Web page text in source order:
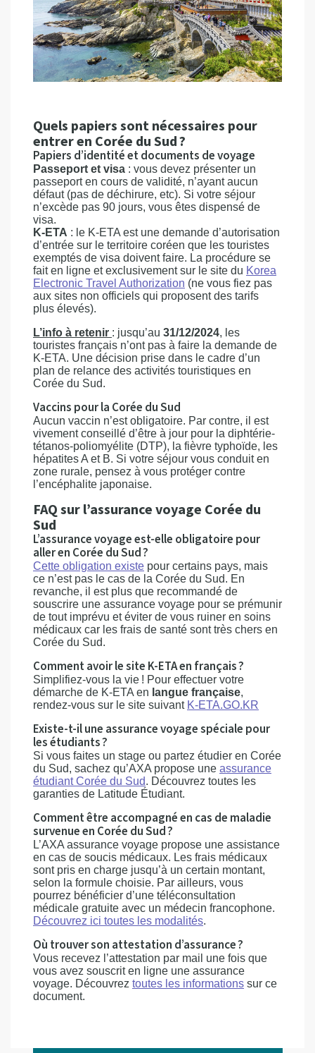
Quels papiers sont nécessaires pour
entrer en Corée du Sud ?
Papiers d’identité et documents de voyage
Passeport et visa : vous devez présenter un
passeport en cours de validité, n’ayant aucun
défaut (pas de déchirure, etc). Si votre séjour
n’excède pas 90 jours, vous êtes dispensé de
visa.
K-ETA : le K-ETA est une demande d’autorisation
d’entrée sur le territoire coréen que les touristes
exemptés de visa doivent faire. La procédure se
fait en ligne et exclusivement sur le site du Korea
Electronic Travel Authorization (ne vous fiez pas
aux sites non officiels qui proposent des tarifs
plus élevés).
L’info à retenir : jusqu’au 31/12/2024, les
touristes français n’ont pas à faire la demande de
K-ETA. Une décision prise dans le cadre d’un
plan de relance des activités touristiques en
Corée du Sud.
Vaccins pour la Corée du Sud
Aucun vaccin n’est obligatoire. Par contre, il est
vivement conseillé d’être à jour pour la diphtérie-
tétanos-poliomyélite (DTP), la fièvre typhoïde, les
hépatites A et B. Si votre séjour vous conduit en
zone rurale, pensez à vous protéger contre
l’encéphalite japonaise.
FAQ sur l’assurance voyage Corée du
Sud
L’assurance voyage est-elle obligatoire pour
aller en Corée du Sud ?
Cette obligation existe pour certains pays, mais
ce n’est pas le cas de la Corée du Sud. En
revanche, il est plus que recommandé de
souscrire une assurance voyage pour se prémunir
de tout imprévu et éviter de vous ruiner en soins
médicaux car les frais de santé sont très chers en
Corée du Sud.
Comment avoir le site K-ETA en français ?
Simplifiez-vous la vie ! Pour effectuer votre
démarche de K-ETA en langue française,
rendez-vous sur le site suivant K-ETA.GO.KR
Existe-t-il une assurance voyage spéciale pour
les étudiants ?
Si vous faites un stage ou partez étudier en Corée
du Sud, sachez qu’AXA propose une assurance
étudiant Corée du Sud. Découvrez toutes les
garanties de Latitude Étudiant.
Comment être accompagné en cas de maladie
survenue en Corée du Sud ?
L’AXA assurance voyage propose une assistance
en cas de soucis médicaux. Les frais médicaux
sont pris en charge jusqu’à un certain montant,
selon la formule choisie. Par ailleurs, vous
pourrez bénéficier d’une téléconsultation
médicale gratuite avec un médecin francophone.
Découvrez ici toutes les modalités.
Où trouver son attestation d’assurance ?
Vous recevez l’attestation par mail une fois que
vous avez souscrit en ligne une assurance
voyage. Découvrez toutes les informations sur ce
document.